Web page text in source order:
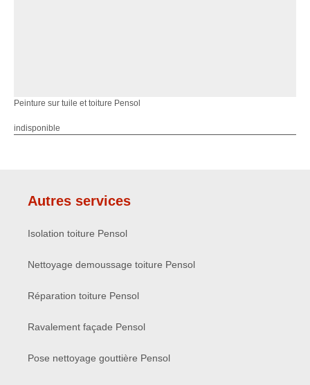
Peinture sur tuile et toiture Pensol
indisponible
Autres services
Isolation toiture Pensol
Nettoyage demoussage toiture Pensol
Réparation toiture Pensol
Ravalement façade Pensol
Pose nettoyage gouttière Pensol